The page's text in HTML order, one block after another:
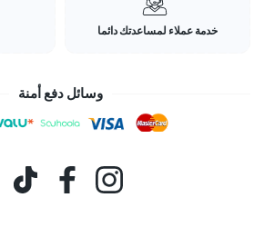
خدمة عملاء لمساعدتك دائما
وسائل دفع أمنة
طرق الدفع
انستغرام فيسبوك